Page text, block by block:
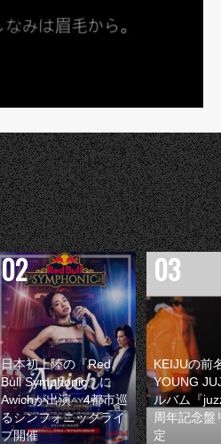
日本初上陸の『Red
Bull Symphonic』に
Awichが出演 4都市巡
るシンフォニックライ
ブ開催
KEIJUの前
YOUNG
ルバム『
周年記念盤
定